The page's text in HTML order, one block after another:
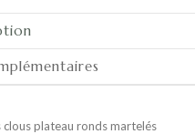
clous plateau ronds martelés